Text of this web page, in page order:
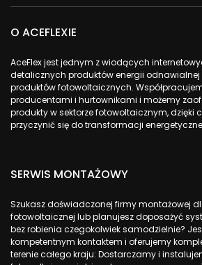
O ACEFLEXIE
AceFlex jest jednym z wiodących
detalicznych produktów energii odnawialnej
produktów fotowoltaicznych.
producentami i hurtownikami i możemy
produkty w sektorze fotowoltaicznym, dzięki
przyczynić się do transformacji
SERWIS MONTAŻOWY
Szukasz doświadczonej firmy montażowej
fotowoltaicznej lub planujesz doposażyć
bez robienia czegokolwiek samodzielnie?
kompetentnym kontaktem i oferujemy
terenie całego kraju: Dostarczamy i